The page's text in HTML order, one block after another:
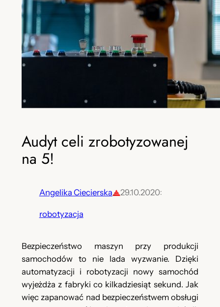
Audyt celi zrobotyzowanej
na 5!
Angelika Ciecierska 29.10.2020:
robotyzacja
Bezpieczeństwo maszyn przy produkcji
samochodów to nie lada wyzwanie. Dzięki
automatyzacji i robotyzacji nowy samochód
wyjeżdża z fabryki co kilkadziesiąt sekund. Jak
więc zapanować nad bezpieczeństwem obsługi